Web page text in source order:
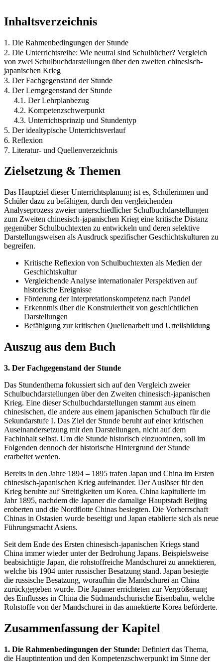
Inhaltsverzeichnis
1. Die Rahmenbedingungen der Stunde
2. Die Unterrichtsreihe: Wie neutral sind Schulbücher? Vergleich
von zwei Schulbuchdarstellungen über den zweiten chinesisch-
japanischen Krieg
3. Der Fachgegenstand der Stunde
4. Der Lerngegenstand der Stunde
4.1. Der Lehrplanbezug
4.2. Kompetenzschwerpunkt
4.3. Unterrichtsprinzip und Stundentyp
5. Der idealtypische Unterrichtsverlauf
6. Reflexion
7. Literatur- und Quellenverzeichnis
Zielsetzung & Themen
Das Hauptziel dieser Unterrichtsplanung ist es, Schülerinnen und
Schüler dazu zu befähigen, durch den vergleichenden
Analyseprozess zweier unterschiedlicher Schulbuchdarstellungen
zum Zweiten chinesisch-japanischen Krieg eine kritische Distanz
gegenüber Schulbuchtexten zu entwickeln und deren selektive
Darstellungsweisen als Ausdruck spezifischer Geschichtskulturen zu
begreifen.
Kritische Reflexion von Schulbuchtexten als Medien der
Geschichtskultur
Vergleichende Analyse internationaler Perspektiven auf
historische Ereignisse
Förderung der Interpretationskompetenz nach Pandel
Erkenntnis über die Konstruiertheit von geschichtlichen
Darstellungen
Befähigung zur kritischen Quellenarbeit und Urteilsbildung
Auszug aus dem Buch
3. Der Fachgegenstand der Stunde
Das Stundenthema fokussiert sich auf den Vergleich zweier
Schulbuchdarstellungen über den Zweiten chinesisch-japanischen
Krieg. Eine dieser Schulbuchdarstellungen stammt aus einem
chinesischen, die andere aus einem japanischen Schulbuch für die
Sekundarstufe I. Das Ziel der Stunde beruht auf einer kritischen
Auseinandersetzung mit den Darstellungen, nicht auf dem
Fachinhalt selbst. Um die Stunde historisch einzuordnen, soll im
Folgenden dennoch der historische Hintergrund der Stunde
erarbeitet werden.
Bereits in den Jahre 1894 – 1895 trafen Japan und China im Ersten
chinesisch-japanischen Krieg aufeinander. Der Auslöser für den
Krieg beruhte auf Streitigkeiten um Korea. China kapitulierte im
Jahr 1895, nachdem die Japaner die damalige Hauptstadt Beijing
eroberten und die Nordflotte Chinas besiegten. Die Vorherrschaft
Chinas in Ostasien wurde beseitigt und Japan etablierte sich als neue
Führungsmacht Asiens.
Seit dem Ende des Ersten chinesisch-japanischen Kriegs stand
China immer wieder unter der Bedrohung Japans. Beispielsweise
beabsichtigte Japan, die rohstoffreiche Mandschurei zu annektieren,
welche bis 1904 unter russischer Besatzung stand. Japan besiegte
die russische Besatzung, woraufhin die Mandschurei an China
zurückgegeben wurde. Die Japaner errichteten zur Vergrößerung
des Einflusses in China die Südmandschurische Eisenbahn, welche
Rohstoffe von der Mandschurei in das annektierte Korea beförderte.
Zusammenfassung der Kapitel
1. Die Rahmenbedingungen der Stunde: Definiert das Thema,
die Hauptintention und den Kompetenzschwerpunkt im Sinne der